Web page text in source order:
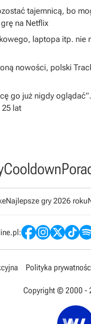
tajemnicą, bo
na Netflix
laptopa itp. nie
nowości, polski
go już nigdy
lat
Cooldown
Najlepsze gry 2026 roku
Polityka
Copyright © 2000 -